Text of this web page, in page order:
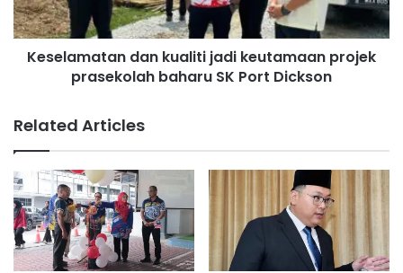
a
m
m
b
k
K
a
s
i
a
t
n
k
u
a
l
i
t
i
Keselamatan dan kualiti jadi keutamaan projek
prasekolah baharu SK Port Dickson
Related Articles